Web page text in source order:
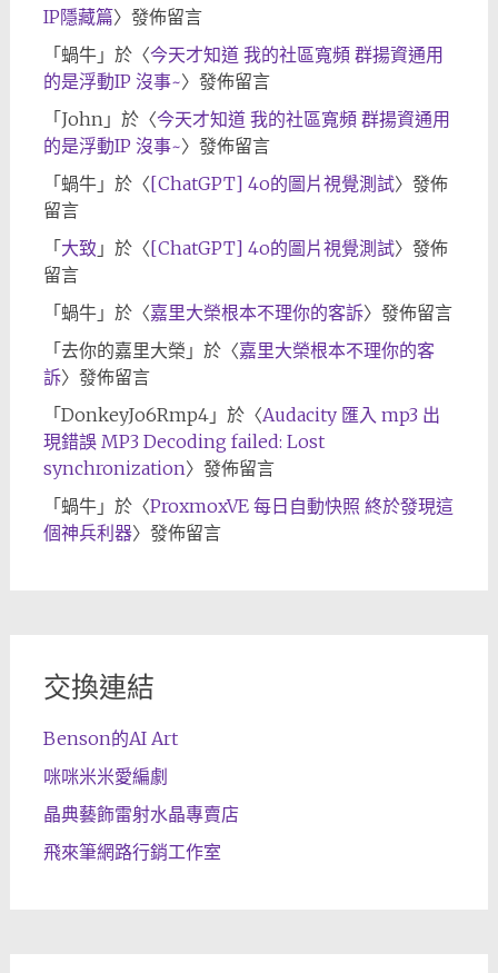
IP隱藏篇〉發佈留言
「 蝸牛」於〈今天才知道 我的社區寬頻 群揚資通用
的是浮動IP 沒事~〉發佈留言
「 John」於〈今天才知道 我的社區寬頻 群揚資通用
的是浮動IP 沒事~〉發佈留言
「 蝸牛」於〈[ChatGPT] 4o的圖片視覺測試〉發佈
留言
「 大致 」於〈[ChatGPT] 4o的圖片視覺測試〉發佈
留言
「 蝸牛」於〈嘉里大榮根本不理你的客訴〉發佈留言
「 去你的嘉里大榮 」於〈嘉里大榮根本不理你的客
訴〉發佈留言
「 DonkeyJo6Rmp4」於〈Audacity 匯入 mp3 出
現錯誤 MP3 Decoding failed: Lost
synchronization〉發佈留言
「 蝸牛」於〈ProxmoxVE 每日自動快照 終於發現這
個神兵利器〉發佈留言
交換連結
Benson的AI Art
咪咪米米愛編劇
晶典藝飾雷射水晶專賣店
飛來筆網路行銷工作室